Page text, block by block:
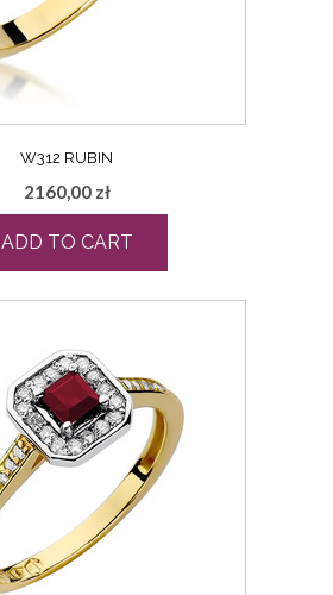
W312 RUBIN
2160,00 zł
ADD TO CART